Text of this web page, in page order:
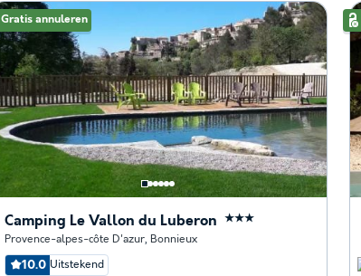
Gratis annuleren
Camping Le Vallon du Luberon ★★★
Provence-alpes-côte D'azur, Bonnieux
10.0 Uitstekend